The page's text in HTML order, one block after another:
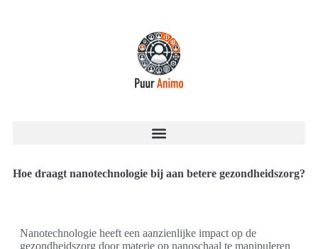
Hoe draagt nanotechnologie bij aan betere gezondheidszorg?
Nanotechnologie heeft een aanzienlijke impact op de
gezondheidszorg door materie op nanoschaal te manipuleren